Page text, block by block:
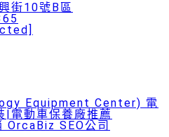
街10號B區
Equipment Center) 電
|電動車保養廠推薦
SEO公司